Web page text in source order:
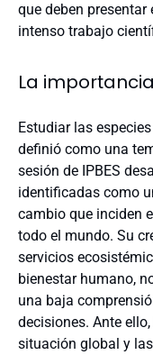
que deben
intenso trabajo
La
Estudiar las
definió como una
sesión de IPBES
identificadas como
cambio que inciden
todo el mundo. Su
servicios
bienestar humano,
una baja
decisiones. Ante
situación global y